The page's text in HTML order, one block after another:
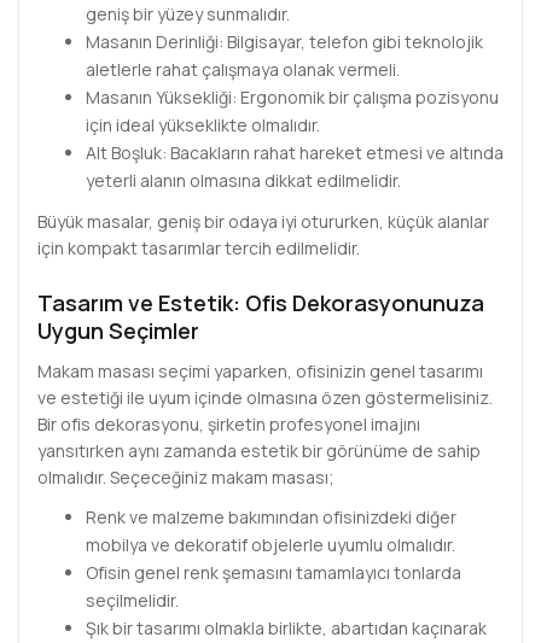
geniş bir yüzey sunmalıdır.
Masanın Derinliği: Bilgisayar, telefon gibi teknolojik
aletlerle rahat çalışmaya olanak vermeli.
Masanın Yüksekliği: Ergonomik bir çalışma pozisyonu
için ideal yükseklikte olmalıdır.
Alt Boşluk: Bacakların rahat hareket etmesi ve altında
yeterli alanın olmasına dikkat edilmelidir.
Büyük masalar, geniş bir odaya iyi otururken, küçük alanlar
için kompakt tasarımlar tercih edilmelidir.
Tasarım ve Estetik: Ofis Dekorasyonunuza
Uygun Seçimler
Makam masası seçimi yaparken, ofisinizin genel tasarımı
ve estetiği ile uyum içinde olmasına özen göstermelisiniz.
Bir ofis dekorasyonu, şirketin profesyonel imajını
yansıtırken aynı zamanda estetik bir görünüme de sahip
olmalıdır. Seçeceğiniz makam masası;
Renk ve malzeme bakımından ofisinizdeki diğer
mobilya ve dekoratif objelerle uyumlu olmalıdır.
Ofisin genel renk şemasını tamamlayıcı tonlarda
seçilmelidir.
Şık bir tasarımı olmakla birlikte, abartıdan kaçınarak